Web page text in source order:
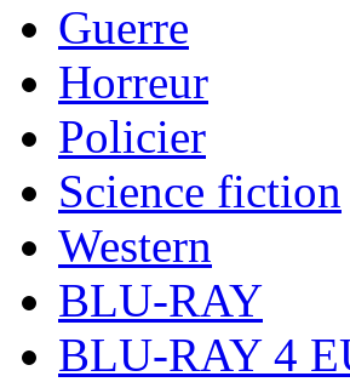
Guerre
Horreur
Policier
Science fiction
Western
BLU-RAY
BLU-RAY 4